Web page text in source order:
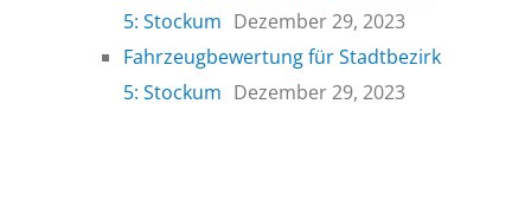
5: Stockum Dezember 29, 2023
Fahrzeugbewertung für Stadtbezirk
5: Stockum Dezember 29, 2023